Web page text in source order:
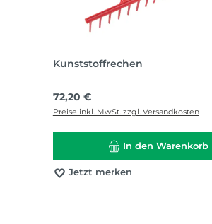
Kunststoffrechen
Regulärer Preis:
72,20 €
Preise inkl. MwSt. zzgl. Versandkosten
In den Warenkorb
Jetzt merken